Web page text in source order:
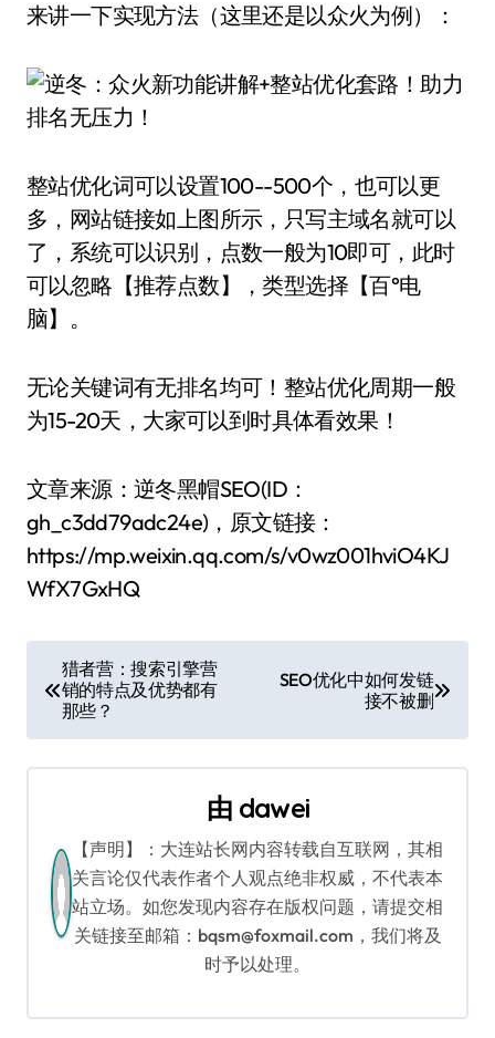
来讲一下实现方法（这里还是以众火为例）：
整站优化词可以设置100--500个，也可以更
多，网站链接如上图所示，只写主域名就可以
了，系统可以识别，点数一般为10即可，此时
可以忽略【推荐点数】，类型选择【百°电
脑】。
无论关键词有无排名均可！整站优化周期一般
为15-20天，大家可以到时具体看效果！
文章来源：逆冬黑帽SEO(ID：
gh_c3dd79adc24e)，原文链接：
https://mp.weixin.qq.com/s/v0wz001hviO4KJ
WfX7GxHQ
章
导
猎者营：搜索引擎营
销的特点及优势都有
那些？
SEO优化中如何发链
接不被删
由 dawei
【声明】：大连站长网内容转载自互联网，其相
关言论仅代表作者个人观点绝非权威，不代表本
站立场。如您发现内容存在版权问题，请提交相
关链接至邮箱：bqsm@foxmail.com，我们将及
时予以处理。